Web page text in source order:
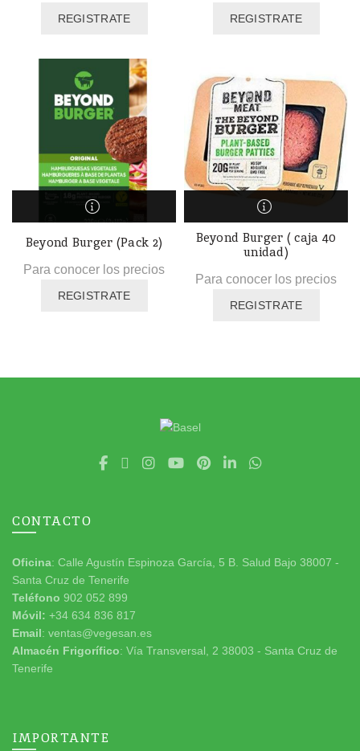
REGISTRATE REGISTRATE
Beyond Burger (Pack 2)
Para conocer los precios
REGISTRATE
Beyond Burger ( caja 40
unidad)
Para conocer los precios
REGISTRATE
CONTACTO
Oficina: Calle Agustín Espinoza García, 5 B. Salud Bajo 38007 -
Santa Cruz de Tenerife
Teléfono 902 052 899
Móvil: +34 634 836 817
Email: ventas@vegesan.es
Almacén Frigorífico: Vía Transversal, 2 38003 - Santa Cruz de
Tenerife
IMPORTANTE